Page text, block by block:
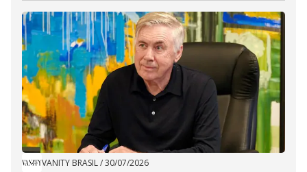
VANITY BRASIL/30/07/2026